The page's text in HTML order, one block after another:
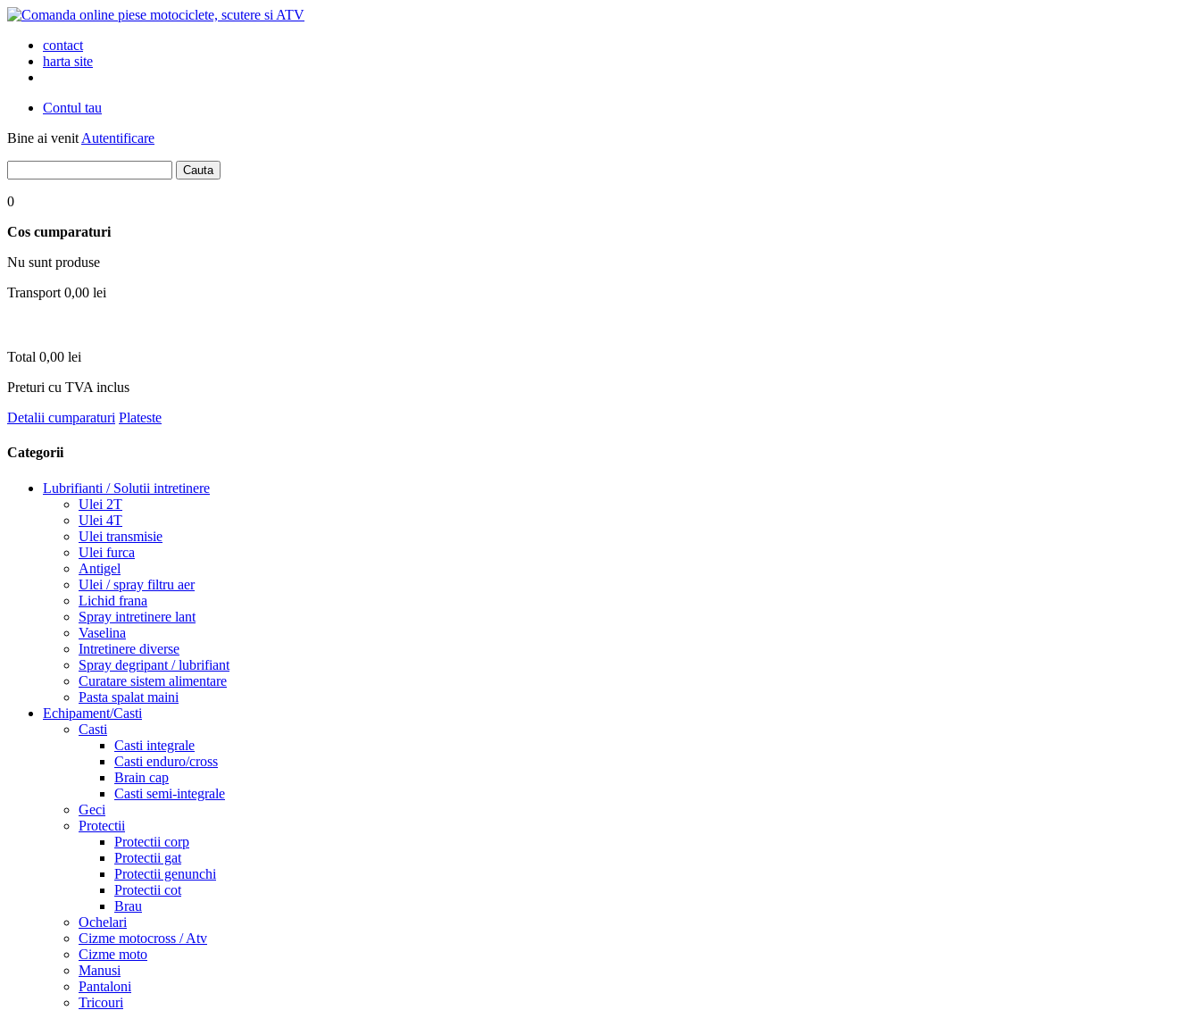
contact
harta site
Contul tau
Bine ai venit Autentificare
0
Cos cumparaturi
Nu sunt produse
Transport 0,00 lei
Total 0,00 lei
Preturi cu TVA inclus
Detalii cumparaturi Plateste
Categorii
Lubrifianti / Solutii intretinere
Ulei 2T
Ulei 4T
Ulei transmisie
Ulei furca
Antigel
Ulei / spray filtru aer
Lichid frana
Spray intretinere lant
Vaselina
Intretinere diverse
Spray degripant / lubrifiant
Curatare sistem alimentare
Pasta spalat maini
Echipament/Casti
Casti
Casti integrale
Casti enduro/cross
Brain cap
Casti semi-integrale
Geci
Protectii
Protectii corp
Protectii gat
Protectii genunchi
Protectii cot
Brau
Ochelari
Cizme motocross / Atv
Cizme moto
Manusi
Pantaloni
Tricouri